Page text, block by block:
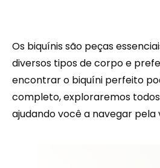
Os biquínis são peças
diversos tipos de corpo e
encontrar o biquíni perfeito
completo, exploraremos
ajudando você a navegar pela